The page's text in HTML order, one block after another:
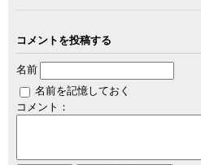
コメントを投稿する
名前
名前を記憶しておく
コメント：